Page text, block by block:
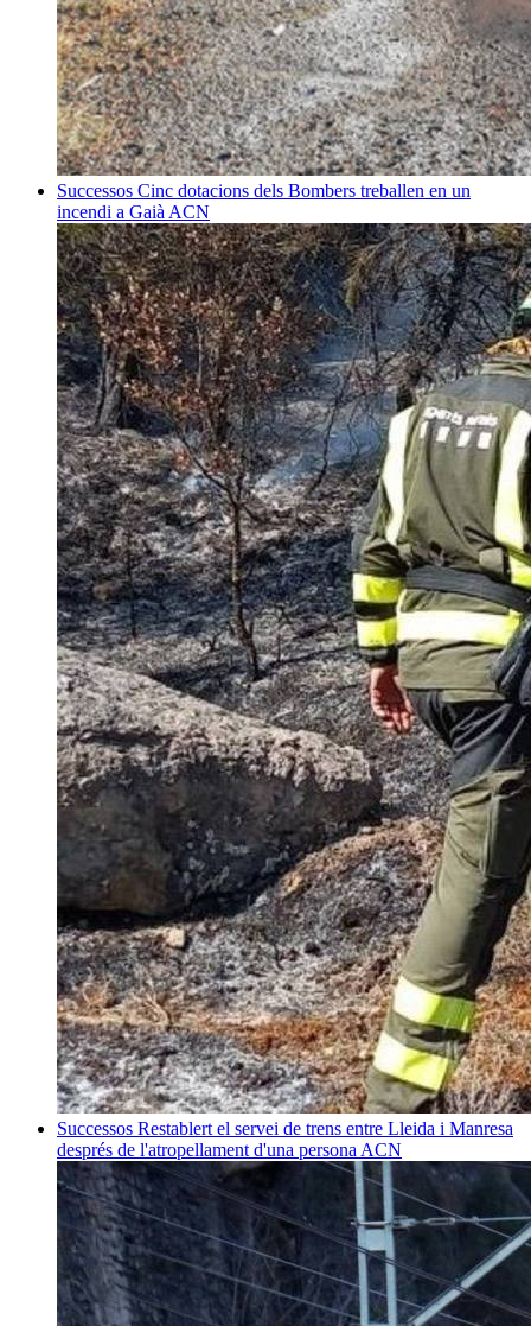
Successos Cinc dotacions dels Bombers treballen en un
incendi a Gaià ACN
Successos Restablert el servei de trens entre Lleida i Manresa
després de l'atropellament d'una persona ACN